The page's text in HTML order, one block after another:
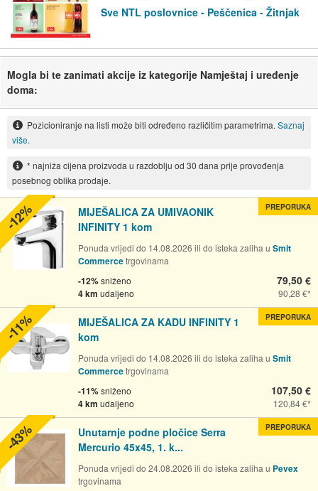
Sve NTL poslovnice - Peščenica - Žitnjak
Mogla bi te zanimati akcije iz kategorije Namještaj i uređenje
doma:
Pozicioniranje na listi može biti određeno različitim parametrima. Saznaj
više.
* najniža cijena proizvoda u razdoblju od 30 dana prije provođenja
posebnog oblika prodaje.
MIJEŠALICA ZA UMIVAONIK
INFINITY 1 kom
Ponuda vrijedi do 14.08.2026 ili do isteka zaliha u Smit
Commercetrgovinama
-12%sniženo
4 km udaljeno
79,50 €
90,28 €
PREPORUKA
-12%
MIJEŠALICA ZA KADU INFINITY 1
kom
Ponuda vrijedi do 14.08.2026 ili do isteka zaliha u Smit
Commercetrgovinama
-11%sniženo
4 km udaljeno
107,50 €
120,84 €
PREPORUKA
-11%
Unutarnje podne pločice Serra
Mercurio 45x45, 1. k...
Ponuda vrijedi do 24.08.2026 ili do isteka zaliha u Pevex
trgovinama
PREPORUKA
-43%